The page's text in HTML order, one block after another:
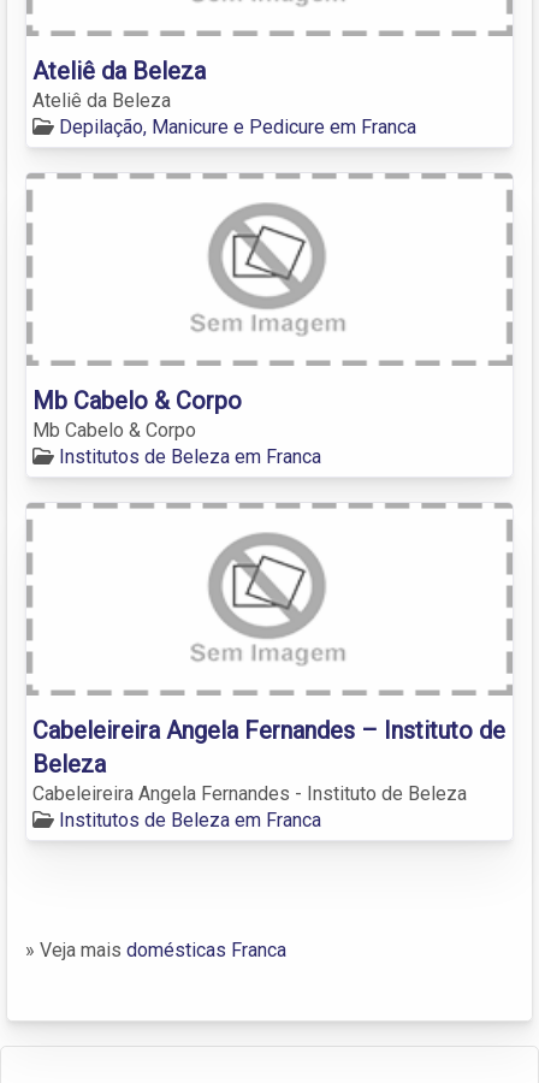
Ateliê da Beleza
Ateliê da Beleza
Depilação, Manicure e Pedicure em Franca
Mb Cabelo & Corpo
Mb Cabelo & Corpo
Institutos de Beleza em Franca
Cabeleireira Angela Fernandes – Instituto de
Beleza
Cabeleireira Angela Fernandes - Instituto de Beleza
Institutos de Beleza em Franca
» Veja mais domésticas Franca